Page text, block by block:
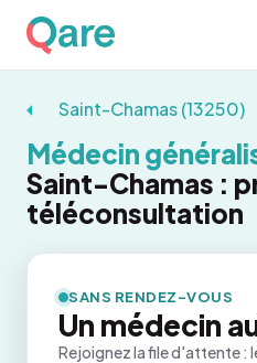
Saint-Chamas (13250)
Médecin
Saint-Chamas :
téléconsultation
SANS RENDEZ-VOUS
Un médecin
Rejoignez la file d'attente :